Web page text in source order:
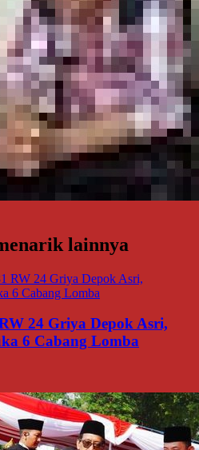
lainnya
24 Griya Depok Asri,
6 Cabang Lomba